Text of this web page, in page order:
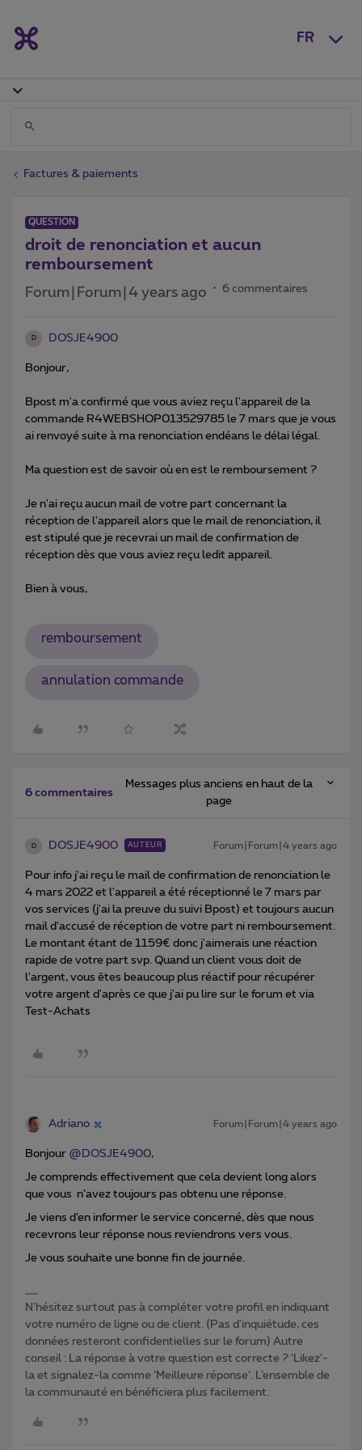
FR
Factures & paiements
QUESTION
droit de renonciation et aucun
remboursement
Forum|Forum|4 years ago 6 commentaires
D DOSJE4900
Bonjour,
Bpost m'a confirmé que vous aviez reçu l'appareil de la
commande R4WEBSHOP013529785 le 7 mars que je vous
ai renvoyé suite à ma renonciation endéans le délai légal.
Ma question est de savoir où en est le remboursement ?
Je n'ai reçu aucun mail de votre part concernant la
réception de l'appareil alors que le mail de renonciation, il
est stipulé que je recevrai un mail de confirmation de
réception dès que vous aviez reçu ledit appareil.
Bien à vous,
remboursement
annulation commande
6 commentaires
Messages plus anciens en haut de la
page
D DOSJE4900 AUTEUR Forum|Forum|4 years ago
Pour info j'ai reçu le mail de confirmation de renonciation le
4 mars 2022 et l'appareil a été réceptionné le 7 mars par
vos services (j'ai la preuve du suivi Bpost) et toujours aucun
mail d'accusé de réception de votre part ni remboursement.
Le montant étant de 1159€ donc j'aimerais une réaction
rapide de votre part svp. Quand un client vous doit de
l'argent, vous êtes beaucoup plus réactif pour récupérer
votre argent d'après ce que j'ai pu lire sur le forum et via
Test-Achats
Adriano Forum|Forum|4 years ago
Bonjour @DOSJE4900,
Je comprends effectivement que cela devient long alors
que vous n’avez toujours pas obtenu une réponse.
Je viens d’en informer le service concerné, dès que nous
recevrons leur réponse nous reviendrons vers vous.
Je vous souhaite une bonne fin de journée.
N'hésitez surtout pas à compléter votre profil en indiquant
votre numéro de ligne ou de client. (Pas d'inquiétude, ces
données resteront confidentielles sur le forum) Autre
conseil : La réponse à votre question est correcte ? ‘Likez’-
la et signalez-la comme ‘Meilleure réponse’. L’ensemble de
la communauté en bénéficiera plus facilement.